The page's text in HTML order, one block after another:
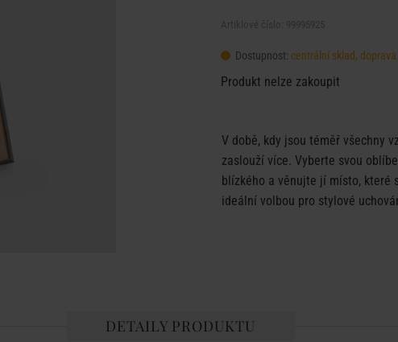
Dostupnost: centrální sklad,
Produkt nelze zakoupit
V době, kdy jsou téměř všechny
zaslouží více. Vyberte svou
blízkého a věnujte jí místo, které
ideální volbou pro stylové
DETAILY PRODUKTU